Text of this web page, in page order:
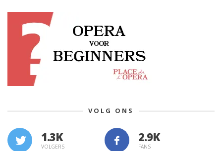
VOLG ONS
1.3K
VOLGERS FANS